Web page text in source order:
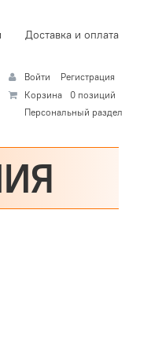
Доставка и оплата
Войти
Регистрация
Корзина
0 позиций
Персональный раздел